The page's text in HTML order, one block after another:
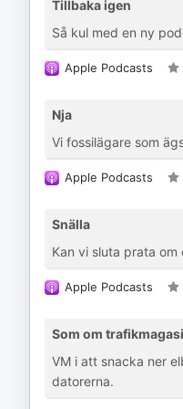
Tillbaka igen
Så kul med en ny
Apple Podcasts
Nja
Vi fossilägare som
Apple Podcasts
Snälla
Kan vi sluta prata
Apple Podcasts
Som om
VM i att snacka ner
datorerna.